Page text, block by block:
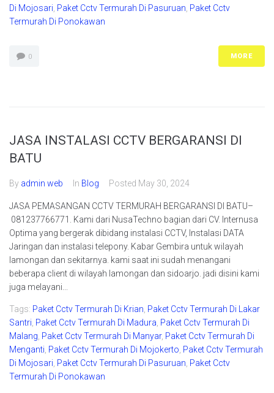
Di Mojosari Paket Cctv Termurah Di Pasuruan Paket Cctv
Termurah Di Ponokawan
0 MORE
JASA INSTALASI CCTV BERGARANSI DI
BATU
By admin web In Blog Posted May 30, 2024
JASA PEMASANGAN CCTV TERMURAH BERGARANSI DI BATU–
081237766771. Kami dari NusaTechno bagian dari CV. Internusa
Optima yang bergerak dibidang instalasi CCTV, Instalasi DATA
Jaringan dan instalasi telepony. Kabar Gembira untuk wilayah
lamongan dan sekitarnya. kami saat ini sudah menangani
beberapa client di wilayah lamongan dan sidoarjo. jadi disini kami
juga melayani...
Tags: Paket Cctv Termurah Di Krian Paket Cctv Termurah Di Lakar
Santri Paket Cctv Termurah Di Madura Paket Cctv Termurah Di
Malang Paket Cctv Termurah Di Manyar, Paket Cctv Termurah Di
Menganti Paket Cctv Termurah Di Mojokerto Paket Cctv Termurah
Di Mojosari Paket Cctv Termurah Di Pasuruan Paket Cctv
Termurah Di Ponokawan